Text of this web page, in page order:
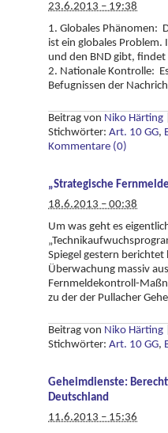
23.6.2013 – 19:38
1. Globales Phänomen:
ist ein globales Problem.
und den BND gibt,
2. Nationale Kontrolle:
Befugnissen der
Beitrag von Niko Härting
Stichwörter: Art. 10 GG,
Kommentare (0)
„Strategische
18.6.2013 – 00:38
Um was geht es
Spiegel gestern
Überwachung massiv
Fernmeldekontroll-
zu der der Pullacher
Beitrag von Niko Härting
Stichwörter: Art. 10 GG,
Geheimdienste:
Deutschland
11.6.2013 – 15:36